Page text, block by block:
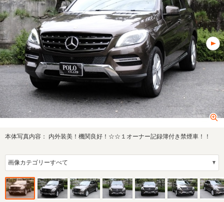
本体写真内容： 内外装美！機関良好！☆☆１オーナー記録簿付き禁煙車！！